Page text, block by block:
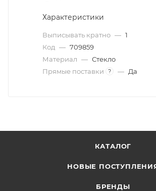
Характеристики
Выписывать кратно — 1
Код — 709859
Материал — Стекло
Прямые поставки
? — Да
КАТАЛОГ
НОВЫЕ
БРЕНДЫ